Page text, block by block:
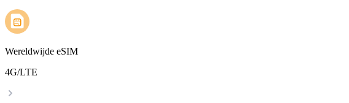
Wereldwijde eSIM
4G/LTE